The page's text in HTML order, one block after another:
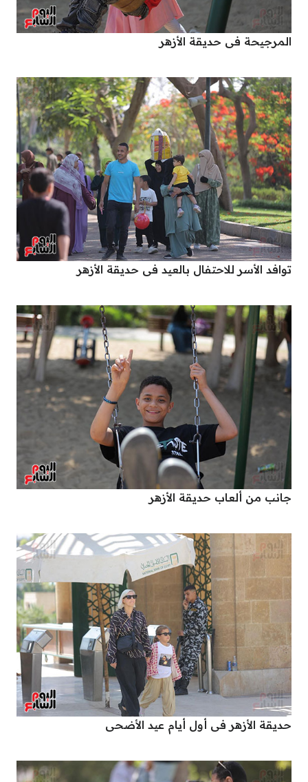
المرجيحة فى حديقة الأزهر
توافد الأسر للاحتفال بالعيد فى حديقة الأزهر
جانب من ألعاب حديقة الأزهر
حديقة الأزهر فى أول أيام عيد الأضحى